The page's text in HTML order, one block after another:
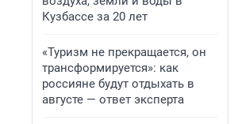
Кузбассе за 20 лет
«Туризм не прекращается, он
трансформируется»: как
россияне будут отдыхать в
августе — ответ эксперта